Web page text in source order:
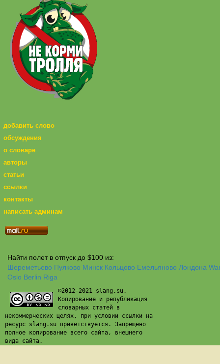
добавить слово
обсуждения
о словаре
авторы
статьи
ссылки
контакты
написать админам
Найти полет в отпуск до $100 из:
Шереметьево Пулково Минск Кольцово Емельяново Лондона
Oslo Berlin Riga
©2012-2021 slang.su.
Копирование и републикация
словарных статей в
некоммерческих целях, при условии ссылки на
ресурс slang.su приветствуется. Запрещено
полное копирование всего сайта, внешнего
вида сайта.